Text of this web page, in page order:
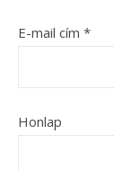
E-mail cím *
Honlap